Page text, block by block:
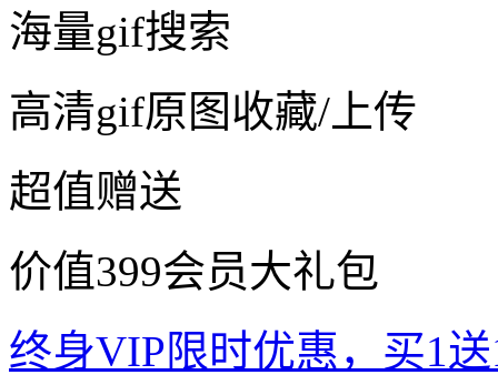
海量gif搜索
高清gif原图收藏/上传
超值赠送
价值399会员大礼包
终身VIP限时优惠，买1